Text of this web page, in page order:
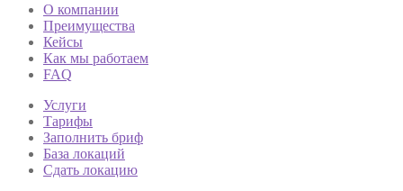
О компании
Преимущества
Кейсы
Как мы работаем
FAQ
Услуги
Тарифы
Заполнить бриф
База локаций
Сдать локацию